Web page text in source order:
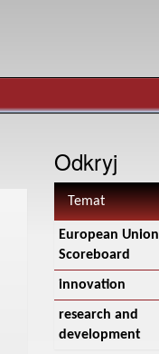
Odkryj
Temat
European Union
Scoreboard
innovation
research and
development